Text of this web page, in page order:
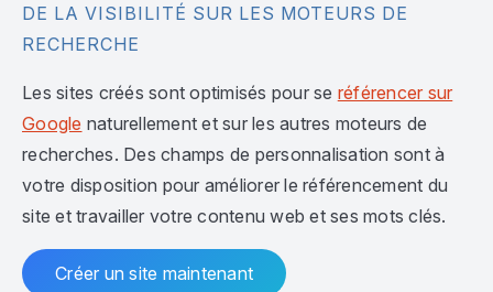
DE LA VISIBILITÉ SUR LES MOTEURS DE
RECHERCHE
Les sites créés sont optimisés pour se référencer sur
Google naturellement et sur les autres moteurs de
recherches. Des champs de personnalisation sont à
votre disposition pour améliorer le référencement du
site et travailler votre contenu web et ses mots clés.
Créer un site maintenant